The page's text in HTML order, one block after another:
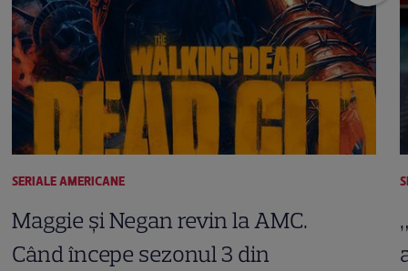
SERIALE AMERICANE
Maggie și Negan revin la AMC.
Când începe sezonul 3 din